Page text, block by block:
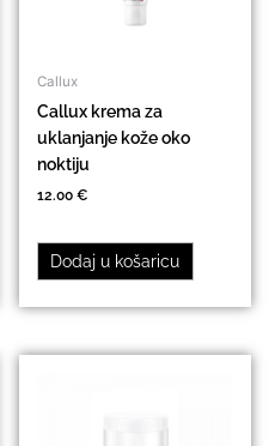
Callux
Callux krema za
uklanjanje kože oko
noktiju
12.00 €
Dodaj u košaricu